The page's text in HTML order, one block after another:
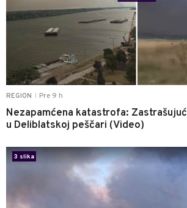
REGION Pre 9 h
Nezapamćena katastrofa:
u Deliblatskoj peščari (Video)
3 slika